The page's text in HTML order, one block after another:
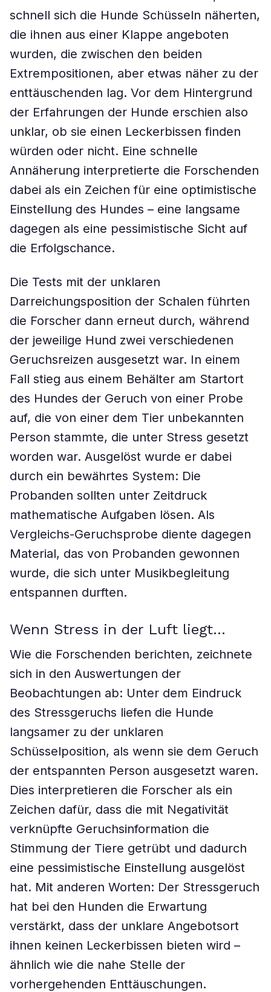
schnell sich die Hunde Schüsseln näherten,
die ihnen aus einer Klappe angeboten
wurden, die zwischen den beiden
Extrempositionen, aber etwas näher zu der
enttäuschenden lag. Vor dem Hintergrund
der Erfahrungen der Hunde erschien also
unklar, ob sie einen Leckerbissen finden
würden oder nicht. Eine schnelle
Annäherung interpretierte die Forschenden
dabei als ein Zeichen für eine optimistische
Einstellung des Hundes – eine langsame
dagegen als eine pessimistische Sicht auf
die Erfolgschance.
Die Tests mit der unklaren
Darreichungsposition der Schalen führten
die Forscher dann erneut durch, während
der jeweilige Hund zwei verschiedenen
Geruchsreizen ausgesetzt war. In einem
Fall stieg aus einem Behälter am Startort
des Hundes der Geruch von einer Probe
auf, die von einer dem Tier unbekannten
Person stammte, die unter Stress gesetzt
worden war. Ausgelöst wurde er dabei
durch ein bewährtes System: Die
Probanden sollten unter Zeitdruck
mathematische Aufgaben lösen. Als
Vergleichs-Geruchsprobe diente dagegen
Material, das von Probanden gewonnen
wurde, die sich unter Musikbegleitung
entspannen durften.
Wenn Stress in der Luft liegt…
Wie die Forschenden berichten, zeichnete
sich in den Auswertungen der
Beobachtungen ab: Unter dem Eindruck
des Stressgeruchs liefen die Hunde
langsamer zu der unklaren
Schüsselposition, als wenn sie dem Geruch
der entspannten Person ausgesetzt waren.
Dies interpretieren die Forscher als ein
Zeichen dafür, dass die mit Negativität
verknüpfte Geruchsinformation die
Stimmung der Tiere getrübt und dadurch
eine pessimistische Einstellung ausgelöst
hat. Mit anderen Worten: Der Stressgeruch
hat bei den Hunden die Erwartung
verstärkt, dass der unklare Angebotsort
ihnen keinen Leckerbissen bieten wird –
ähnlich wie die nahe Stelle der
vorhergehenden Enttäuschungen.